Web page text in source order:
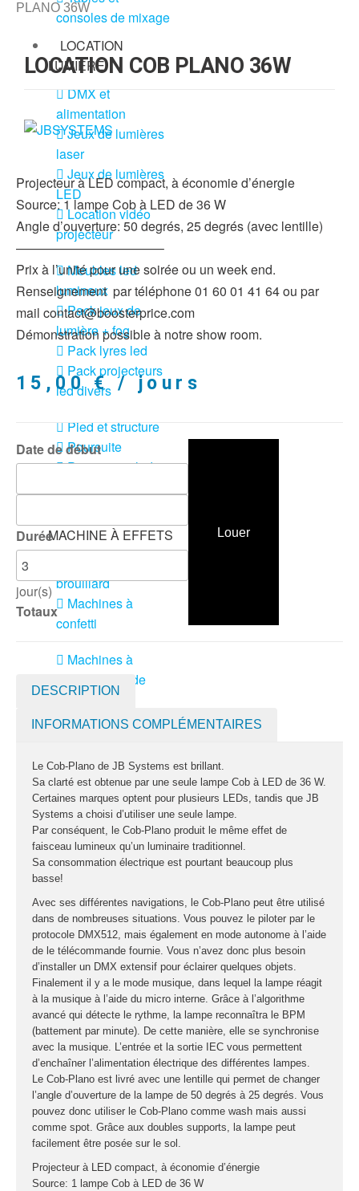
consoles de mixage
LOCATION
LUMIÈRE
DMX et
alimentation
Jeux de lumières
laser
Jeux de lumières
LED
Location vidéo
projecteur
Meubles led
lumineux
Pack jeux de
lumière + fog
Pack lyres led
Pack projecteurs
led divers
Pied et structure
Poursuite
Projecteurs led
MACHINE À EFFETS
brouillard
Machines à
confetti
Machines à
étincelles froide
Machines à
fumée-geyser
ÉCLAIRAGE
Éclairage
Projecteurs LED
Accessoires
éclairage
Lyres
Machines à effets
Liquides
Jeux et effets
lumière à led
Laser
Strobes
Sono
Enceintes
Amplificateurs
Console de
mixage
PLANO 36W
LOCATION COB PLANO 36W
Projecteur à LED compact, à économie d’énergie
Source: 1 lampe Cob à LED de 36 W
Angle d’ouverture: 50 degrés, 25 degrés (avec lentille)
———————————–
Prix à l’unité pour une soirée ou un week end.
Renseignement par téléphone 01 60 01 41 64 ou par
mail contact@boosterprice.com
Démonstration possible à notre show room.
15,00€/ jours
Date de début
Durée
jour(s)
Totaux
Louer
DESCRIPTION
INFORMATIONS COMPLÉMENTAIRES
Le Cob-Plano de JB Systems est brillant.
Sa clarté est obtenue par une seule lampe Cob à LED de 36 W.
Certaines marques optent pour plusieurs LEDs, tandis que JB
Systems a choisi d’utiliser une seule lampe.
Par conséquent, le Cob-Plano produit le même effet de
faisceau lumineux qu’un luminaire traditionnel.
Sa consommation électrique est pourtant beaucoup plus
basse!
Avec ses différentes navigations, le Cob-Plano peut être utilisé
dans de nombreuses situations. Vous pouvez le piloter par le
protocole DMX512, mais également en mode autonome à l’aide
de le télécommande fournie. Vous n’avez donc plus besoin
d’installer un DMX extensif pour éclairer quelques objets.
Finalement il y a le mode musique, dans lequel la lampe réagit
à la musique à l’aide du micro interne. Grâce à l’algorithme
avancé qui détecte le rythme, la lampe reconnaîtra le BPM
(battement par minute). De cette manière, elle se synchronise
avec la musique. L’entrée et la sortie IEC vous permettent
d’enchaîner l’alimentation électrique des différentes lampes.
Le Cob-Plano est livré avec une lentille qui permet de changer
l’angle d’ouverture de la lampe de 50 degrés à 25 degrés. Vous
pouvez donc utiliser le Cob-Plano comme wash mais aussi
comme spot. Grâce aux doubles supports, la lampe peut
facilement être posée sur le sol.
Projecteur à LED compact, à économie d’énergie
Source: 1 lampe Cob à LED de 36 W